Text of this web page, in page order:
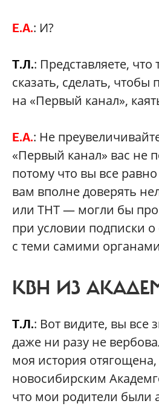
Е.А.: И?
Т.Л.: Представляете, что
сказать, сделать, чтобы
на «Первый канал»,
Е.А.: Не
«Первый канал» вас не
потому что вы все
вам вполне доверять
или ТНТ — могли бы
при условии подписки о
с теми самими
КВН ИЗ
Т.Л.: Вот видите, вы все
даже ни разу не
моя история
новосибирским
что мои родители были